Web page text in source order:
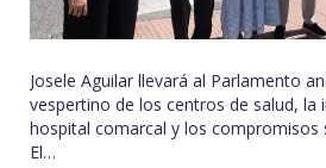
Josele Aguilar llevará al Parlamento
vespertino de los centros de salud, la
hospital comarcal y los compromisos
El…